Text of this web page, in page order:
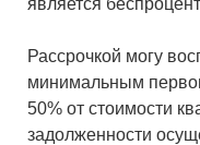
является
Рассрочкой могу
минимальным
50% от стоимости
задолженности